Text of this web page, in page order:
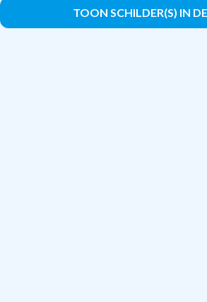
TOON SCHILDER(S) IN